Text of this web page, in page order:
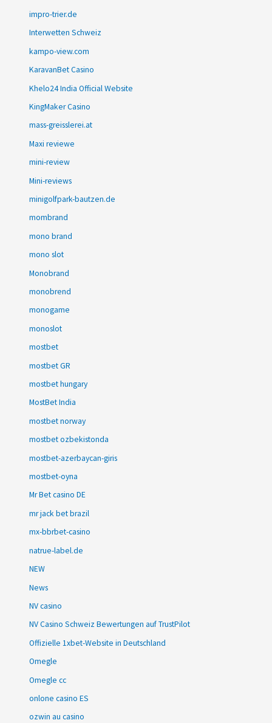
impro-trier.de
Interwetten Schweiz
kampo-view.com
KaravanBet Casino
Khelo24 India Official Website
KingMaker Casino
mass-greisslerei.at
Maxi reviewe
mini-review
Mini-reviews
minigolfpark-bautzen.de
mombrand
mono brand
mono slot
Monobrand
monobrend
monogame
monoslot
mostbet
mostbet GR
mostbet hungary
MostBet India
mostbet norway
mostbet ozbekistonda
mostbet-azerbaycan-giris
mostbet-oyna
Mr Bet casino DE
mr jack bet brazil
mx-bbrbet-casino
natrue-label.de
NEW
News
NV casino
NV Casino Schweiz Bewertungen auf TrustPilot
Offizielle 1xbet-Website in Deutschland
Omegle
Omegle cc
onlone casino ES
ozwin au casino